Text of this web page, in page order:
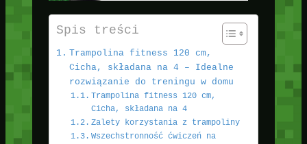
Spis treści
Trampolina fitness 120 cm,
Cicha, składana na 4 – Idealne
rozwiązanie do treningu w domu
Trampolina fitness 120 cm,
Cicha, składana na 4
Zalety korzystania z trampoliny
Wszechstronność ćwiczeń na